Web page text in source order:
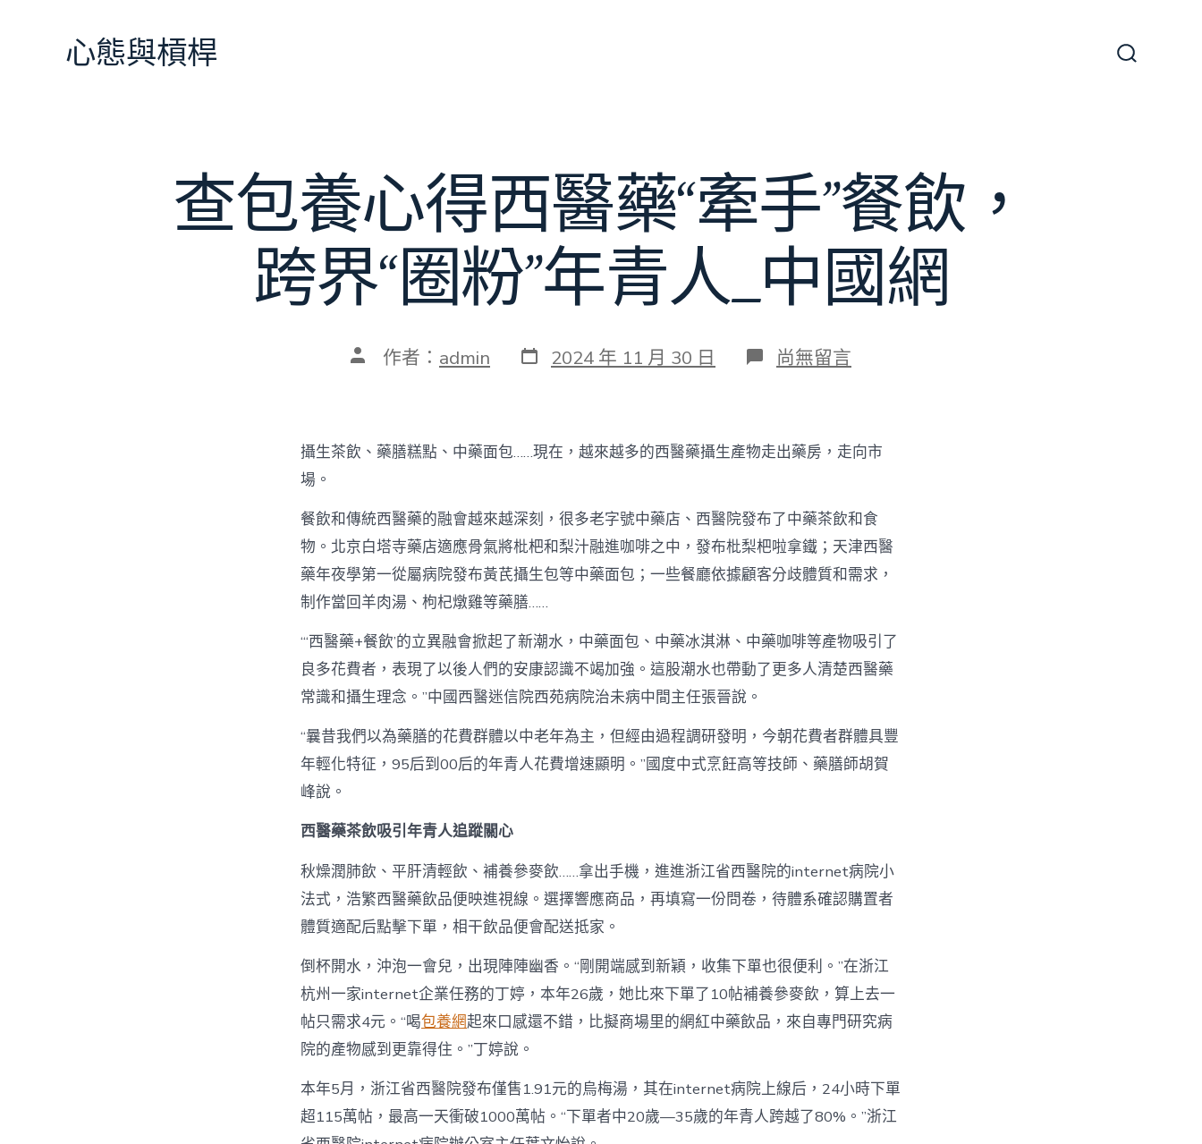
心態與槓桿
查包養心得西醫藥“牽手”餐飲，
跨界“圈粉”年青人_中國網
文 作者： admin 發
表
2024 年 11 月 30 日 在
〈查
得
西
“牽
手”
餐
飲，
跨
粉”
年
青
中
國
網〉
尚無留言
攝生茶飲、藥膳糕點、中藥面包……現在，越來越多的西醫藥攝生產物走出藥房，走向市
場。
餐飲和傳統西醫藥的融會越來越深刻，很多老字號中藥店、西醫院發布了中藥茶飲和食
物。北京白塔寺藥店適應骨氣將枇杷和梨汁融進咖啡之中，發布枇梨杷啦拿鐵；天津西醫
藥年夜學第一從屬病院發布黃芪攝生包等中藥面包；一些餐廳依據顧客分歧體質和需求，
制作當回羊肉湯、枸杞燉雞等藥膳……
“‘西醫藥+餐飲’的立異融會掀起了新潮水，中藥面包、中藥冰淇淋、中藥咖啡等產物吸引了
良多花費者，表現了以後人們的安康認識不竭加強。這股潮水也帶動了更多人清楚西醫藥
常識和攝生理念。”中國西醫迷信院西苑病院治未病中間主任張晉說。
“曩昔我們以為藥膳的花費群體以中老年為主，但經由過程調研發明，今朝花費者群體具豐
年輕化特征，95后到00后的年青人花費增速顯明。”國度中式烹飪高等技師、藥膳師胡賀
峰說。
西醫藥茶飲吸引年青人追蹤關心
秋燥潤肺飲、平肝清輕飲、補養參麥飲……拿出手機，進進浙江省西醫院的internet病院小
法式，浩繁西醫藥飲品便映進視線。選擇響應商品，再填寫一份問卷，待體系確認購置者
體質適配后點擊下單，相干飲品便會配送抵家。
倒杯開水，沖泡一會兒，出現陣陣幽香。“剛開端感到新穎，收集下單也很便利。”在浙江
杭州一家internet企業任務的丁婷，本年26歲，她比來下單了10帖補養參麥飲，算上去一
帖只需求4元。“喝包養網起來口感還不錯，比擬商場里的網紅中藥飲品，來自專門研究病
院的產物感到更靠得住。”丁婷說。
本年5月，浙江省西醫院發布僅售1.91元的烏梅湯，其在internet病院上線后，24小時下單
超115萬帖，最高一天衝破1000萬帖。“下單者中20歲—35歲的年青人跨越了80%。”浙江